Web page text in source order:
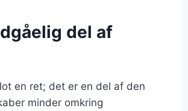
del af
en ret; det er en del af den
minder omkring